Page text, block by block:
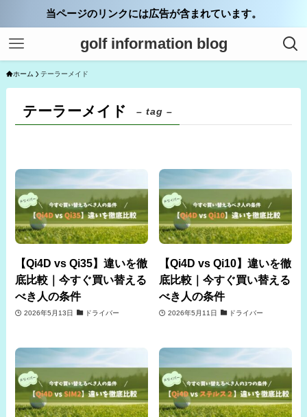
当ページのリンクには広告が含まれています。
golf information blog
ホーム テーラーメイド
テーラーメイド – tag –
【Qi4D vs Qi35】違いを徹
底比較｜今すぐ買い替える
べき人の条件
2026年5月13日 ドライバー
【Qi4D vs Qi10】違いを徹
底比較｜今すぐ買い替える
べき人の条件
2026年5月11日 ドライバー